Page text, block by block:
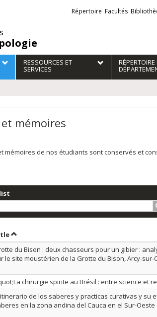
Liens
externes
Répertoire Facultés
RESSOURCES ET
SERVICES
RÉPERTOIRE
mémoires
mémoires de nos étudiants sont conservés et
date in descending order
Sort by title in descending order
du Bison : deux chasseurs pour un gibier :
le site moustérien de la Grotte du Bison, Arcy-sur-
chirurgie spirite au Brésil : entre science et
de los saberes y practicas curativas y su
en la zona andina del Cauca en el Sur-Oeste